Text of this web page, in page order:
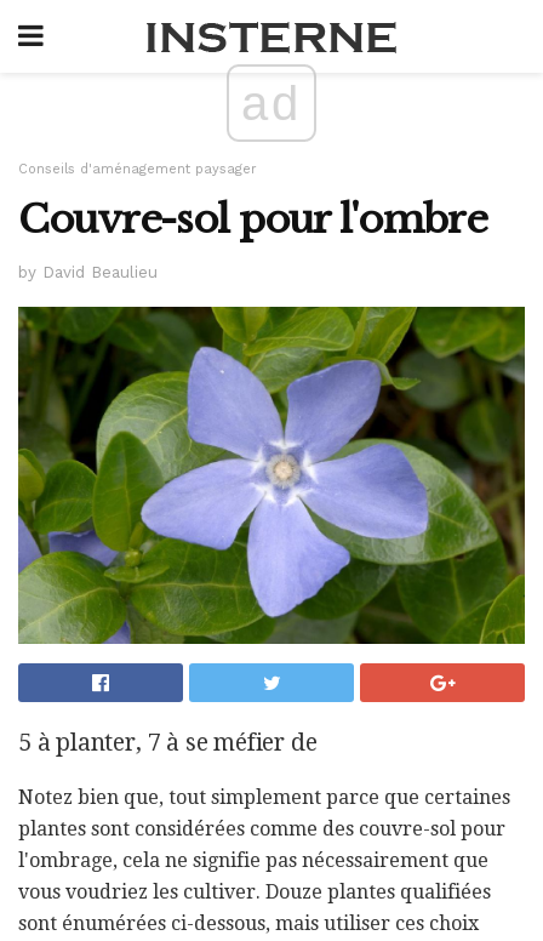
ad
Conseils d'aménagement paysager
Couvre-sol pour l'ombre
by David Beaulieu
5 à planter, 7 à se méfier de
Notez bien que, tout simplement parce que certaines
plantes sont considérées comme des couvre-sol pour
l'ombrage, cela ne signifie pas nécessairement que
vous voudriez les cultiver. Douze plantes qualifiées
sont énumérées ci-dessous, mais utiliser ces choix